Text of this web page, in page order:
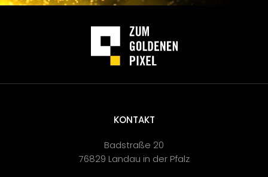
KONTAKT
Badstraße 20
76829 Landau in der Pfalz